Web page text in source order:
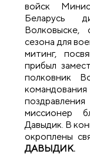
войск
Беларусь
Волковыске,
сезона для
митинг,
прибыл
полковник
миссионер
Давыдик. В
окроплены
ДАВЫДИК.